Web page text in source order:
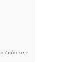
7 mån. sen